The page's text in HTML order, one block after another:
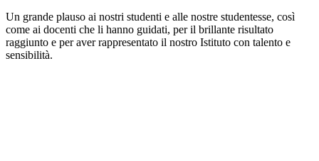
Un grande plauso ai nostri studenti e alle nostre studentesse, così
come ai docenti che li hanno guidati, per il brillante risultato
raggiunto e per aver rappresentato il nostro Istituto con talento e
sensibilità.